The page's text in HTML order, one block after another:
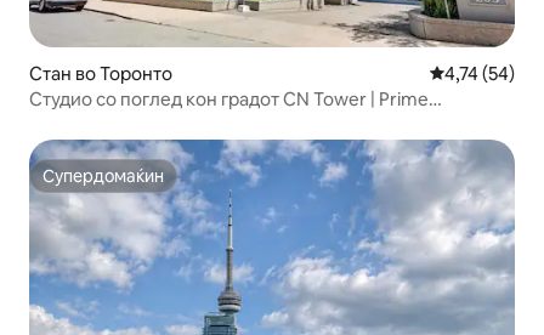
Стан во Торонто Просечна
4,74 (54)
Студио со поглед кон градот CN Tower | Prime
Супердомаќин
Супердомаќин